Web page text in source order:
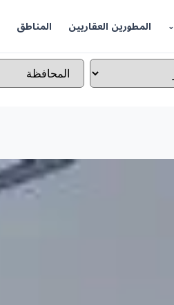
المطورين العقاريين المناطق